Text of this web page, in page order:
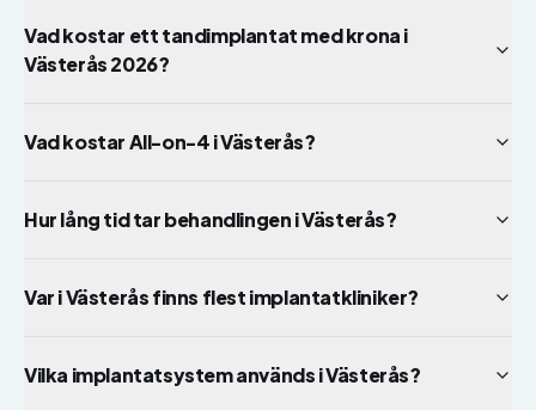
Vad kostar ett tandimplantat med krona i
Västerås 2026?
Vad kostar All-on-4 i Västerås?
Hur lång tid tar behandlingen i Västerås?
Var i Västerås finns flest implantatkliniker?
Vilka implantatsystem används i Västerås?